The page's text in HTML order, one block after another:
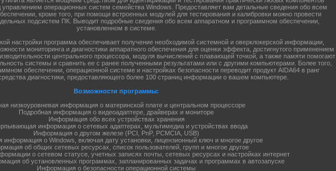
управлением операционных систем семейства Windows. Предоставляет вам детальные сведения обо всем
кроме того, при помощи встроенных модулей для тестирования и калибровки можно провести
подсистем ПК. Выводит подробные сведения обо всем аппаратном и программном обеспечении,
установленном в системе.
настройки программа обеспечивает получение необходимой системной и оверклокерской информации,
мониторинга и диагностики аппаратного обеспечения для оценки эффекта, достигнутого применением
центрального процессора, модуля вычислений с плавающей точкой, а также памяти помогают
системы и сравнить ее с ранее полученными результатами или с другими компьютерами. Более того,
обеспечении, операционной системе и настройках безопасности переводит продукт AIDA64 в ранг
диагностики, предоставляющего более 100 страниц информации о вашем компьютере.
Возможности программы:
низкоуровневая информация о материнской плате и центральном процессоре
Подробная информация о видеоадаптере, драйверах и мониторе
Информация обо всех устройствах хранения
информация о сетевых адаптерах, мультимедиа и устройствах ввода
Информация о другом железе (PCI, PnP, PCMCIA, USB)
информация о Windows, включая дату установки, лицензионный ключ и многое другое
об общих сетевых ресурсах, список пользователей, групп и многое другое
о сетевом статусе, учетных записях почты, сетевых ресурсах и настройках интернет
об установленных программах, запланированных задачах и программах в автозапуске
Информация о безопасности операционной системы